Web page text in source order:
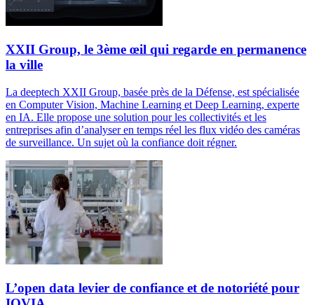
XXII Group, le 3ème œil qui regarde en permanence
la ville
La deeptech XXII Group, basée près de la Défense, est spécialisée
en Computer Vision, Machine Learning et Deep Learning, experte
en IA. Elle propose une solution pour les collectivités et les
entreprises afin d’analyser en temps réel les flux vidéo des caméras
de surveillance. Un sujet où la confiance doit régner.
L’open data levier de confiance et de notoriété pour